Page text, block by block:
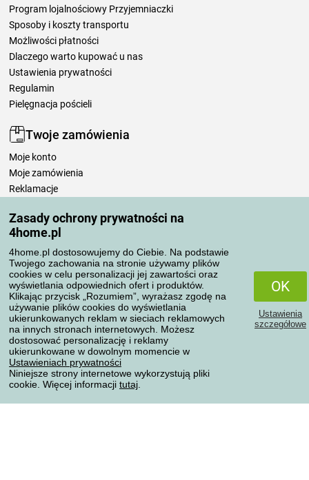
Zasady ochrony prywatności na
4home.pl
4home.pl dostosowujemy do Ciebie. Na podstawie
Twojego zachowania na stronie używamy plików
cookies w celu personalizacji jej zawartości oraz
wyświetlania odpowiednich ofert i produktów.
Klikając przycisk „Rozumiem”, wyrażasz zgodę na
używanie plików cookies do wyświetlania
ukierunkowanych reklam w sieciach reklamowych
na innych stronach internetowych. Możesz
dostosować personalizację i reklamy
ukierunkowane w dowolnym momencie w
Ustawieniach prywatności
Niniejsze strony internetowe wykorzystują pliki
cookie. Więcej informacji tutaj
OK
Ustawienia
szczegółowe
Program lojalnościowy Przyjemniaczki
Sposoby i koszty transportu
Możliwości płatności
Dlaczego warto kupować u nas
Ustawienia prywatności
Regulamin
Pielęgnacja pościeli
Twoje zamówienia
Moje konto
Moje zamówienia
Reklamacje
Zasady przetwarzania recenzji
Sposoby transportu
Metody płatności
Niezawodny sklep